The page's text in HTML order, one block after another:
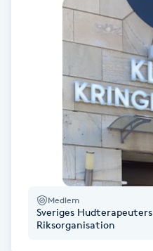
Hårborttagning
Hårbottenbehandling
Hårförlängning
Hälsprickor
Medlem
Sveriges Hudterapeuters
Riksorganisation